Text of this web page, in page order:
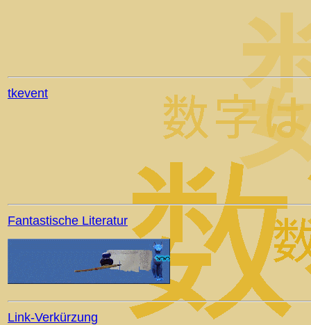
tkevent
Fantastische Literatur
Link-Verkürzung